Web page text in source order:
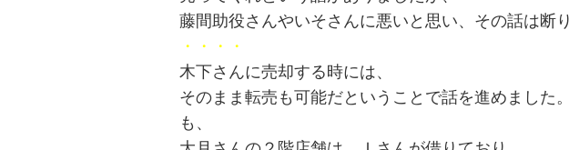
藤間助役さんやいそさんに悪いと思い、その話は断
・・・・
木下さんに売却する時には、
そのまま転売も可能だということで話を進めました
も、